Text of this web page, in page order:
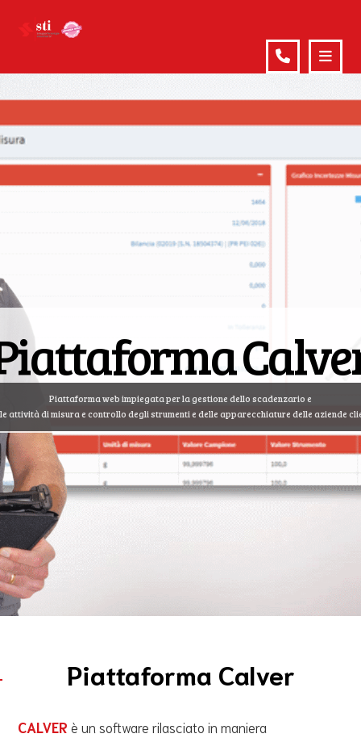
Piattaforma web impiegata per la gestione dello scadenzario e
attività di misura e controllo degli strumenti e delle apparecchiature delle aziende
Piattaforma Calver
CALVER è un software rilasciato in maniera